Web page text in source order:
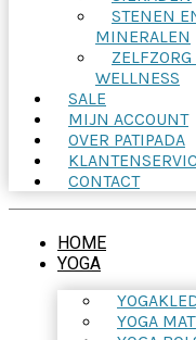
STENEN
MINERALEN
WELLNESS
SALE
MIJN ACCOUNT
OVER PATIPADA
CONTACT
HOME
YOGA
YOGA